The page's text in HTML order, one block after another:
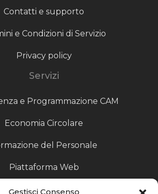
Gestisci Consenso
Contatti e supporto
e Condizioni di Servizio
Privacy policy
Servizi
e Programmazione CAM
Economia Circolare
del Personale
Piattaforma Web
Scouting fornitori